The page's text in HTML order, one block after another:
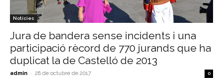
Notícies
Jura de bandera sense incidents i una
participació rècord de 770 jurands que ha
duplicat la de Castelló de 2013
admin - 28 de octubre de 2017 0